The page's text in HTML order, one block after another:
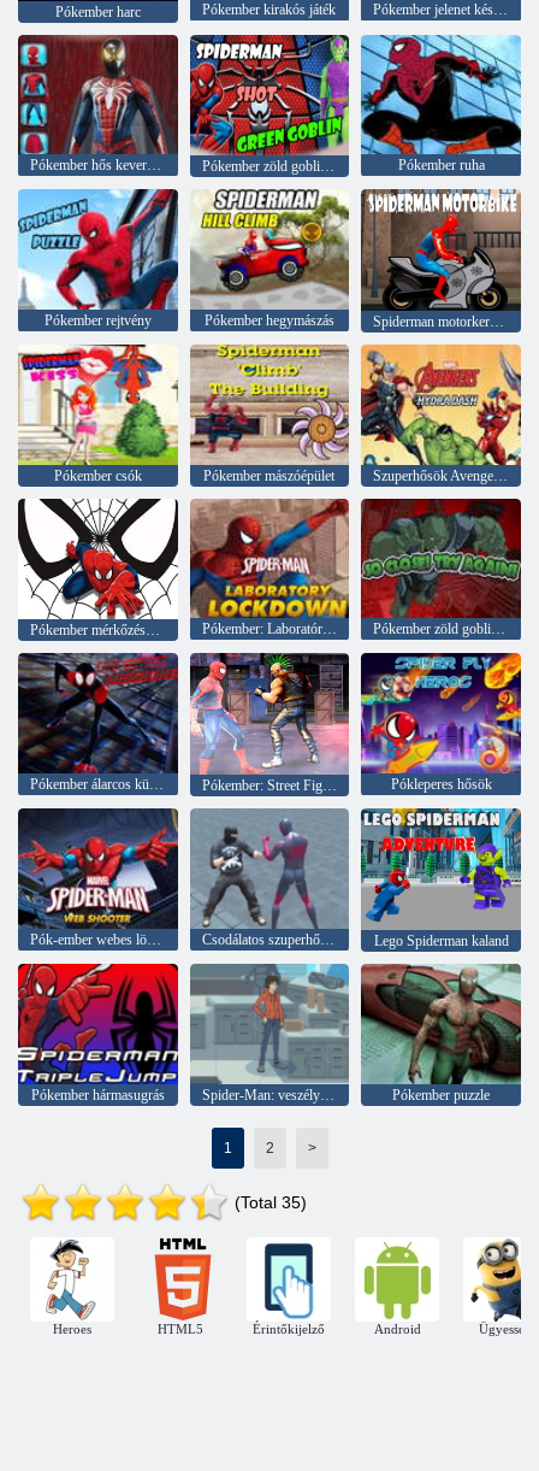
Pókember harc Pókember kirakós játék Pókember jelenet készítője
Pókember hős keveréke Pókember zöld goblint lőtt Pókember ruha
Pókember rejtvény Pókember hegymászás Spiderman motorkerékpár
Pókember csók Pókember mászóépület
Pókember mérkőzéskártyák Pókember: Laboratóriumi zárlat Pókember zöld goblin pusztítás
Pókember álarcos küldetések Pókember: Street Fighter Pókleperes hősök
Csodálatos szuperhős: New York-i gengszter Lego Spiderman kaland
Pókember hármasugrás Spider-Man: veszélyek a Horizon High-nél Pókember puzzle
1 2 >
(Total 35)
Heroes HTML5 Érintőkijelző Android Ügyesség